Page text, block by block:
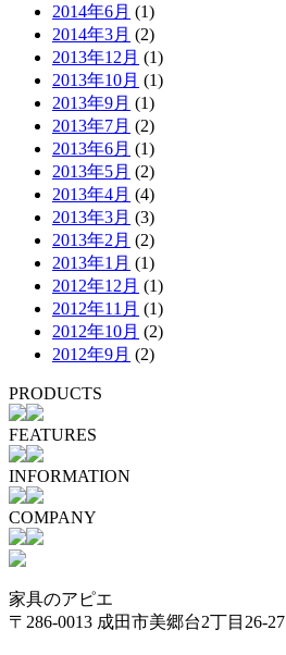
2014年6月 (1)
2014年3月 (2)
2013年12月 (1)
2013年10月 (1)
2013年9月 (1)
2013年7月 (2)
2013年6月 (1)
2013年5月 (2)
2013年4月 (4)
2013年3月 (3)
2013年2月 (2)
2013年1月 (1)
2012年12月 (1)
2012年11月 (1)
2012年10月 (2)
2012年9月 (2)
PRODUCTS
FEATURES
INFORMATION
COMPANY
家具のアピエ
〒286-0013 成田市美郷台2丁目26-27